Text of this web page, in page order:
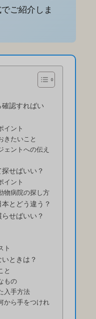
ご紹介しま
認すればい
イント
きたいこと
ェントへの伝え
せばいい？
イント
物病院の探し方
とどう違う？
せばいい？
ト
ときは？
と
もの
入手方法
から手をつけれ